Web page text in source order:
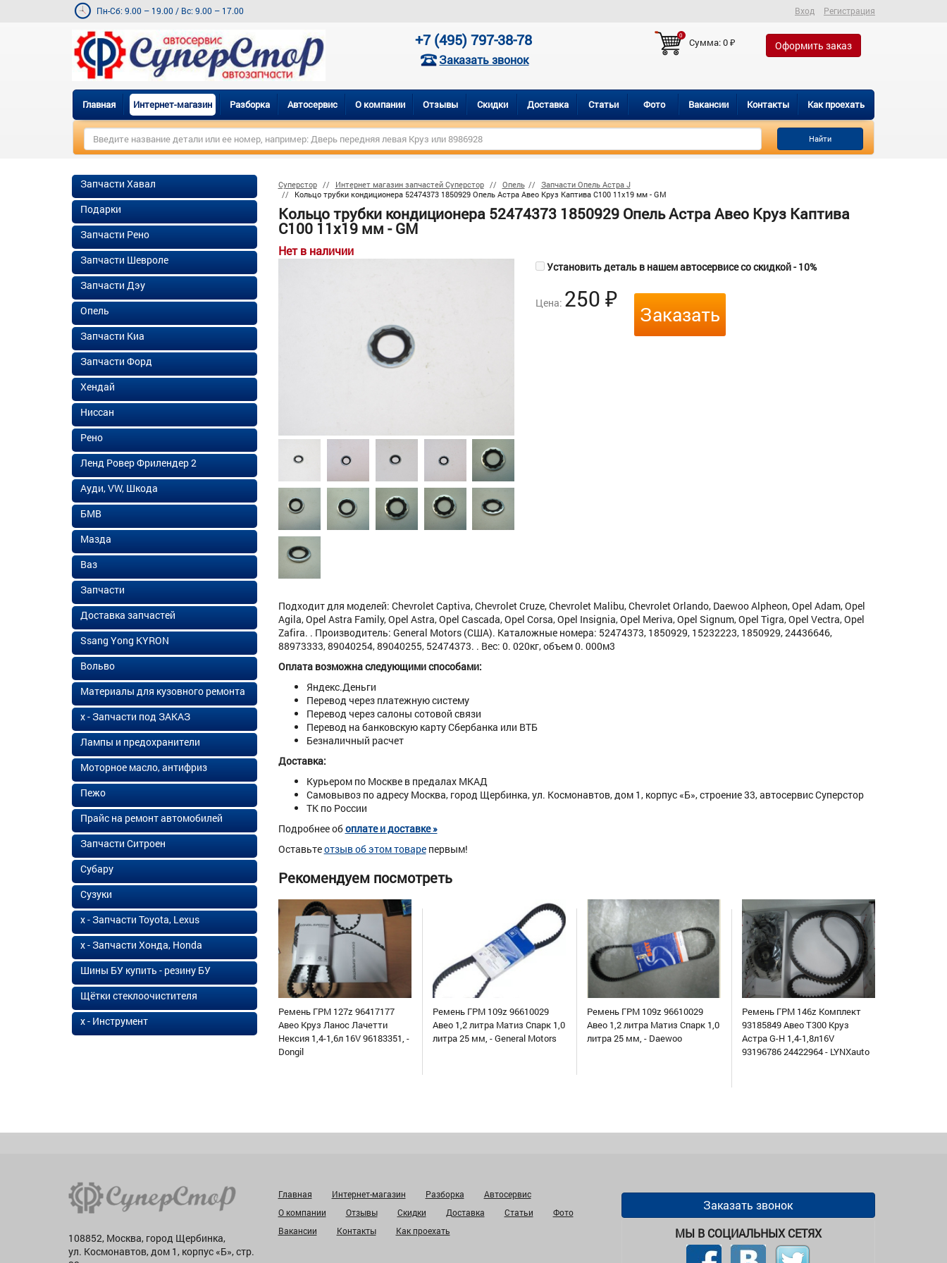
Пн-Сб: 9.00 – 19.00 / Вс: 9.00 – 17.00 Вход Регистрация
+7 (495) 797-38-78
Заказать звонок
0
Сумма:0₽ Оформить заказ
Главная Интернет-магазин Разборка Автосервис О компании Отзывы Скидки Доставка Статьи Фото Вакансии Контакты Как проехать
Найти
Суперстор Интернет магазин запчастей Суперстор Опель
Запчасти Опель Астра J
Кольцо трубки кондиционера 52474373 1850929 Опель Астра Авео Круз Каптива C100 11х19 мм - GM
Кольцо трубки кондиционера 52474373 1850929 Опель Астра Авео Круз Каптива
C100 11х19 мм - GM
Нет в наличии
Установить деталь в нашем автосервисе со скидкой - 10%
Цена: 250₽
Заказать
Подходит для моделей: Chevrolet Captiva, Chevrolet Cruze, Chevrolet Malibu, Chevrolet Orlando, Daewoo Alpheon, Opel Adam, Opel
Agila, Opel Astra Family, Opel Astra, Opel Cascada, Opel Corsa, Opel Insignia, Opel Meriva, Opel Signum, Opel Tigra, Opel Vectra, Opel
Zafira. . Производитель: General Motors (США). Каталожные номера: 52474373, 1850929, 15232223, 1850929, 24436646,
88973333, 89040254, 89040255, 52474373. . Вес: 0. 020кг, объем 0. 000м3
Оплата возможна следующими способами:
Яндекс.Деньги
Перевод через платежную систему
Перевод через салоны сотовой связи
Перевод на банковскую карту Сбербанка или ВТБ
Безналичный расчет
Доставка:
Курьером по Москве в предалах МКАД
Самовывоз по адресу Москва, город Щербинка, ул. Космонавтов, дом 1, корпус «Б», строение 33, автосервис Суперстор
ТК по России
Подробнее обоплате и доставке »
Оставьтеотзыв об этом товарепервым!
Рекомендуем посмотреть
Ремень ГРМ 127z 96417177
Авео Круз Ланос Лачетти
Нексия 1,4-1,6л 16V 96183351, -
Dongil
Ремень ГРМ 109z 96610029
Авео 1,2 литра Матиз Спарк 1,0
литра 25 мм, - General Motors
Ремень ГРМ 109z 96610029
Авео 1,2 литра Матиз Спарк 1,0
литра 25 мм, - Daewoo
Ремень ГРМ 146z Комплект
93185849 Авео Т300 Круз
Астра G-H 1,4-1,8л16V
93196786 24422964 - LYNXauto
Запчасти Хавал
Подарки
Запчасти Рено
Запчасти Шевроле
Запчасти Дэу
Опель
Запчасти Киа
Запчасти Форд
Хендай
Ниссан
Рено
Ленд Ровер Фрилендер 2
Ауди, VW, Шкода
БМВ
Мазда
Ваз
Запчасти
Доставка запчастей
Ssang Yong KYRON
Вольво
Материалы для кузовного ремонта
х - Запчасти под ЗАКАЗ
Лампы и предохранители
Моторное масло, антифриз
Пежо
Прайс на ремонт автомобилей
Запчасти Ситроен
Субару
Сузуки
х - Запчасти Toyota, Lexus
х - Запчасти Хонда, Honda
Шины БУ купить - резину БУ
Щётки стеклоочистителя
х - Инструмент
108852, Москва, город Щербинка,
ул. Космонавтов, дом 1, корпус «Б», стр.
Главная Интернет-магазин Разборка
Автосервис
О компании
Отзывы Скидки Доставка Статьи
Фото
Вакансии
Контакты Как проехать
Заказать звонок
МЫ В СОЦИАЛЬНЫХ СЕТЯХ